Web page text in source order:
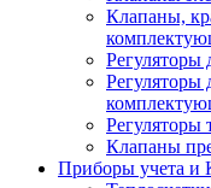
Клапаны,
Регуляторы
Регуляторы
Регуляторы
Клапаны
Приборы учета